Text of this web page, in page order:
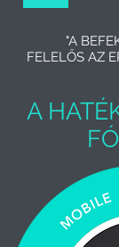
"A
FELELŐS AZ
A